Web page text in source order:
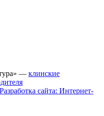
— клинские
Разработка сайта: Интернет-